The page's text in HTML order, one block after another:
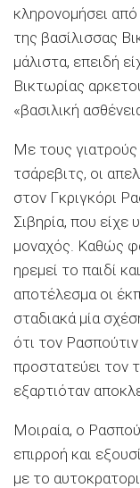
κληρονομήσει
της βασίλισσας
μάλιστα, επειδή
Βικτωρίας
«βασιλική
Με τους γιατρούς
τσάρεβιτς, οι
στον Γκριγκόρι
Σιβηρία, που είχε
μοναχός. Καθώς
ηρεμεί το παιδί
αποτέλεσμα οι
σταδιακά μία
ότι τον
προστατεύει τον
εξαρτιόταν
Μοιραία, ο
επιρροή και
με το